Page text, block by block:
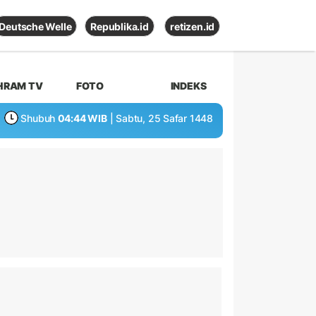
Deutsche Welle Republika.id retizen.id
TV FOTO INDEKS
Shubuh 04:44 WIB | Sabtu, 25 Safar 1448